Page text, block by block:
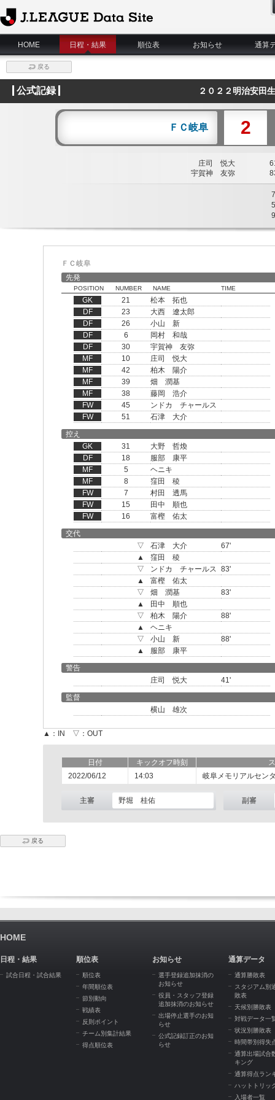
J.League Data Site
HOME
日程・結果 順位表 お知らせ 通算
戻る
公式記録 ２０２２明治安田
ＦＣ岐阜 2
庄司 悦大
宇賀神 友弥
7
5
9
ＦＣ岐阜
先発
POSITION NUMBER NAME TIME
GK 21
松本 拓也
DF
23
大西 遼太郎
DF
26
小山 新
DF
6
岡村 和哉
DF
30
宇賀神 友弥
MF
10
庄司 悦大
MF
42
柏木 陽介
MF
39
畑 潤基
MF
38
藤岡 浩介
FW
45
ンドカ チャールス
FW
51
石津 大介
控え
GK
31
大野 哲煥
DF
18
服部 康平
MF
5
ヘニキ
MF
8
窪田 稜
FW
7
村田 透馬
FW
15
田中 順也
FW
16
富樫 佑太
交代
▽
石津 大介
67'
▲
窪田 稜
▽
ンドカ チャールス 83'
▲
富樫 佑太
▽
畑 潤基
83'
▲
田中 順也
▽
柏木 陽介
88'
▲
ヘニキ
▽
小山 新
88'
▲
服部 康平
警告
庄司 悦大
41'
監督
横山 雄次
▲：IN ▽：OUT
日付 キックオフ時刻
2022/06/12
14:03 岐阜メモリアルセン
主審 野堀 桂佑 副審
戻る
HOME
日程・結果
試合日程・試合結果
順位表
順位表
年間順位表
節別動向
戦績表
反則ポイント
チーム別集計結果
得点順位表
お知らせ
選手登録追加抹消の
お知らせ
役員・スタッフ登録
追加抹消のお知らせ
出場停止選手のお知
らせ
公式記録訂正のお知
らせ
通算データ
通算勝敗表
スタジアム別
敗表
天候別勝敗表
対戦データ一
状況別勝敗表
時間帯別得失
通算出場試合
キング
通算得点ラン
ハットトリッ
入場者一覧